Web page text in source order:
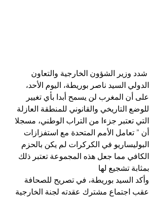
شدد وزير الشؤون الخارجية والتعاون
الدولي السيد ناصر بوريطة، اليوم الأحد،
على أن المغرب لن يسمح أبدا بأي تغيير
للوضع التاريخي والقانوني للمنطقة العازلة
التي تعتبر جزءا من التراب الوطني، مسجلا
أن ” تعامل الأمم المتحدة مع استفزازات
البوليساريو في الكركرات لم يكن بالحزم
الكافي مما جعل هذه المجموعة تعتبر ذلك
بمثابة تشجيع لها
وأكد السيد بوريطة، في تصريح للصحافة
عقب اجتماع مشترك عقدته لجنة الخارجية